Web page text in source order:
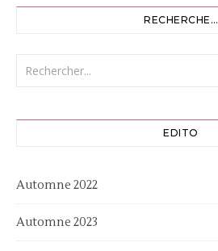
RECHERCHE…
EDITO
Automne 2022
Automne 2023